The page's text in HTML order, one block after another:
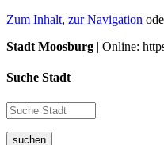
Zum Inhalt, zur Navigation
Stadt Moosburg | Online:
Suche Stadt
suchen